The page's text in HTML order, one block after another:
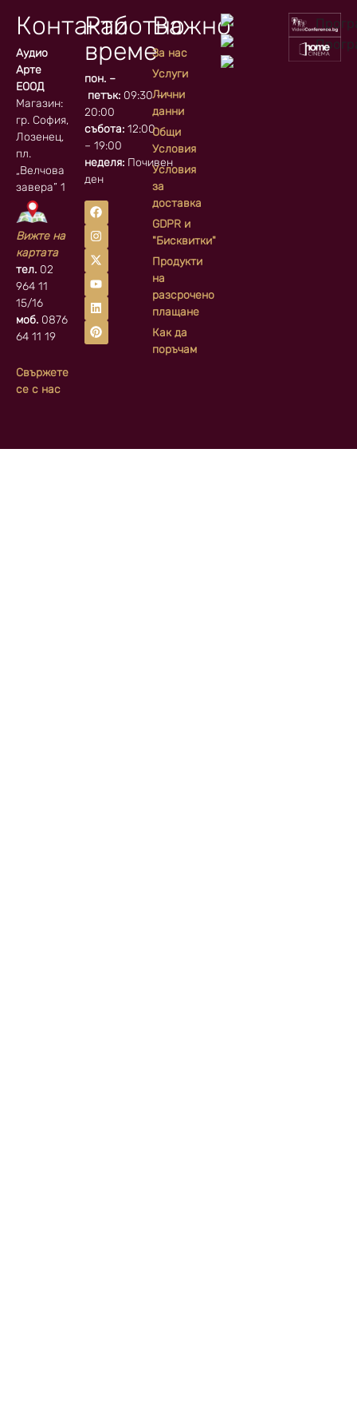
Контакти
Аудио
Арте
ЕООД
Магазин:
гр. София, кв.
Лозенец,
пл.
„Велчова
завера” 1
Вижте на
картата
тел. 02
964 11
15/16
моб. 0876
64 11 19
Свържете
се с нас
Работно
време
пон. –
петък:09:30 –
20:00
събота:12:00
– 19:00
неделя:Почивен
ден
Важно
За нас
Услуги
Лични
данни
Общи
Условия
Условия
за
доставка
GDPR и
"Бисквитки"
Продукти
на
разсрочено
плащане
Как да
поръчам